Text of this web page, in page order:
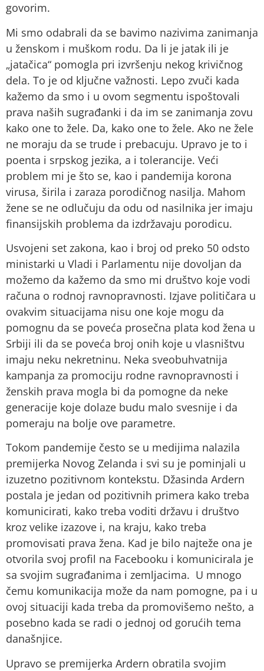
govorim.
Mi smo odabrali da se bavimo nazivima zanimanja
u ženskom i muškom rodu. Da li je jatak ili je
„jatačica“ pomogla pri izvršenju nekog krivičnog
dela. To je od ključne važnosti. Lepo zvuči kada
kažemo da smo i u ovom segmentu ispoštovali
prava naših sugrađanki i da im se zanimanja zovu
kako one to žele. Da, kako one to žele. Ako ne žele
ne moraju da se trude i prebacuju. Upravo je to i
poenta i srpskog jezika, a i tolerancije. Veći
problem mi je što se, kao i pandemija korona
virusa, širila i zaraza porodičnog nasilja. Mahom
žene se ne odlučuju da odu od nasilnika jer imaju
finansijskih problema da izdržavaju porodicu.
Usvojeni set zakona, kao i broj od preko 50 odsto
ministarki u Vladi i Parlamentu nije dovoljan da
možemo da kažemo da smo mi društvo koje vodi
računa o rodnoj ravnopravnosti. Izjave političara u
ovakvim situacijama nisu one koje mogu da
pomognu da se poveća prosečna plata kod žena u
Srbiji ili da se poveća broj onih koje u vlasništvu
imaju neku nekretninu. Neka sveobuhvatnija
kampanja za promociju rodne ravnopravnosti i
ženskih prava mogla bi da pomogne da neke
generacije koje dolaze budu malo svesnije i da
pomeraju na bolje ove parametre.
Tokom pandemije često se u medijima nalazila
premijerka Novog Zelanda i svi su je pominjali u
izuzetno pozitivnom kontekstu. Džasinda Ardern
postala je jedan od pozitivnih primera kako treba
komunicirati, kako treba voditi državu i društvo
kroz velike izazove i, na kraju, kako treba
promovisati prava žena. Kad je bilo najteže ona je
otvorila svoj profil na Facebooku i komunicirala je
sa svojim sugrađanima i zemljacima. U mnogo
čemu komunikacija može da nam pomogne, pa i u
ovoj situaciji kada treba da promovišemo nešto, a
posebno kada se radi o jednoj od gorućih tema
današnjice.
Upravo se premijerka Ardern obratila svojim